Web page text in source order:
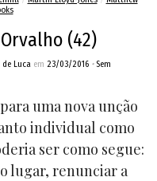
(42)
Lucaem 23/03/2016 • Sem
uma nova unção
individual como
ser como segue:
lugar, renunciar a